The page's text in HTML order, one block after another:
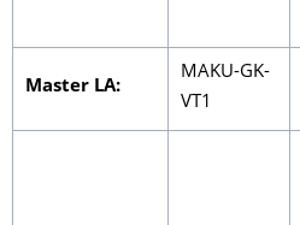
Master LA:
MAKU-GK-
VT1